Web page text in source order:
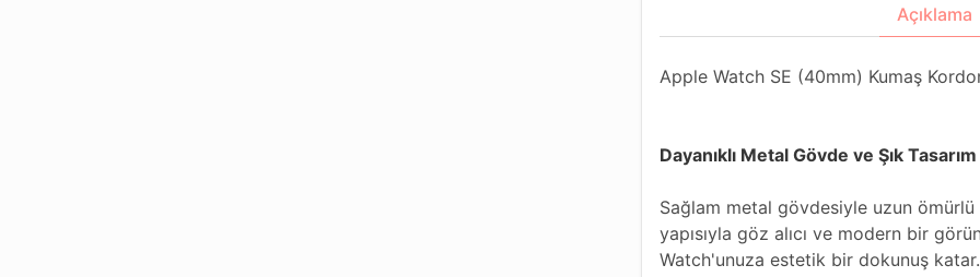
Açıklama
Apple Watch SE (40mm) Kumaş
Dayanıklı Metal Gövde ve Şık Tasarım
Sağlam metal gövdesiyle uzun
yapısıyla göz alıcı ve modern bir
Watch'unuza estetik bir dokunuş katar.